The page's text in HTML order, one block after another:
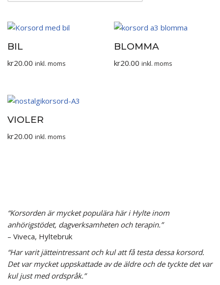
BIL
kr20.00 inkl. moms
BLOMMA
kr20.00 inkl. moms
VIOLER
kr20.00 inkl. moms
“Korsorden är mycket populära här i Hylte inom
anhörigstödet, dagverksamheten och terapin.”
– Viveca, Hyltebruk
“Har varit jätteintressant och kul att få testa dessa korsord.
Det var mycket uppskattade av de äldre och de tyckte det var
kul just med ordspråk.”